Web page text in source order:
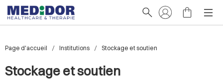
Page d'accueil Institutions Stockage et soutien
Stockage et soutien